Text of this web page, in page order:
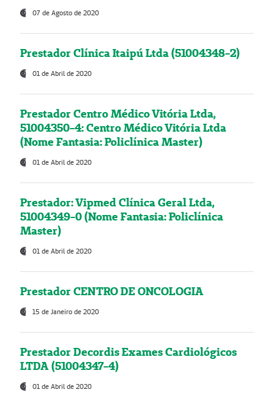
07 de Agosto de 2020
Prestador Clínica Itaipú Ltda (51004348-2)
01 de Abril de 2020
Prestador Centro Médico Vitória Ltda,
51004350-4: Centro Médico Vitória Ltda
(Nome Fantasia: Policlínica Master)
01 de Abril de 2020
Prestador: Vipmed Clínica Geral Ltda,
51004349-0 (Nome Fantasia: Policlínica
Master)
01 de Abril de 2020
Prestador CENTRO DE ONCOLOGIA
15 de Janeiro de 2020
Prestador Decordis Exames Cardiológicos
LTDA (51004347-4)
01 de Abril de 2020